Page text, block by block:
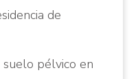
de
pélvico en